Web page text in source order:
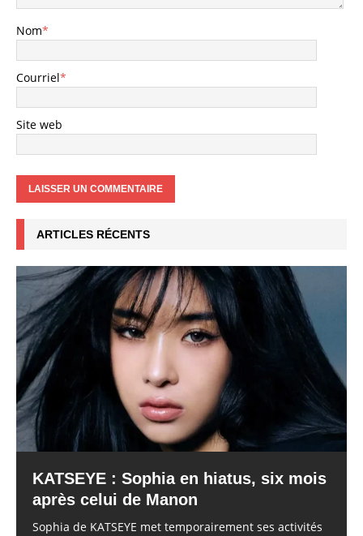
Nom*
Courriel*
Site web
ARTICLES RÉCENTS
KATSEYE : Sophia en hiatus, six mois
après celui de Manon
Sophia de KATSEYE met temporairement ses activités